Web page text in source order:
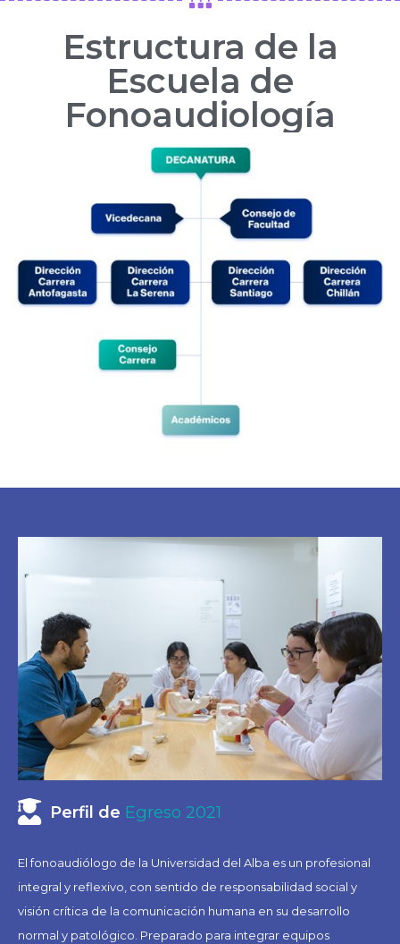
Estructura de la
Escuela de
Fonoaudiología
Perfil de Egreso 2021
El fonoaudiólogo de la Universidad del Alba es un profesional
integral y reflexivo, con sentido de responsabilidad social y
visión crítica de la comunicación humana en su desarrollo
normal y patológico. Preparado para integrar equipos